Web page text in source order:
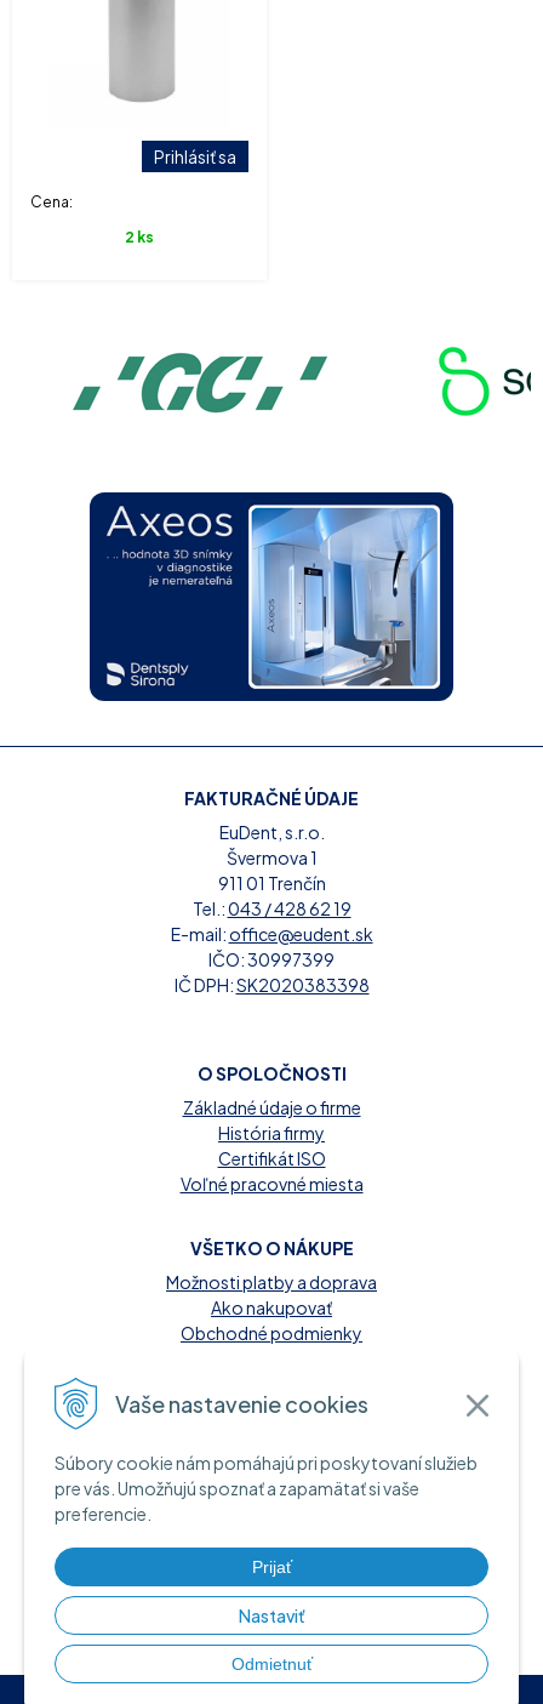
Vaše nastavenie cookies
Súbory cookie nám pomáhajú pri poskytovaní služieb
pre vás. Umožňujú spoznať a zapamätať si vaše
preferencie.
Prijať
Nastaviť
Odmietnuť
Cena:
Prihlásiť sa
2 ks
FAKTURAČNÉ ÚDAJE
EuDent, s.r.o.
Švermova 1
911 01 Trenčín
Tel.:043 / 428 62 19
E-mail:office@eudent.sk
IČO: 30997399
IČ DPH:SK2020383398
O SPOLOČNOSTI
Základné údaje o firme
História firmy
Certifikát ISO
Voľné pracovné miesta
VŠETKO O NÁKUPE
Možnosti platby a doprava
Ako nakupovať
Obchodné podmienky
MOŽNOSTI PLATBY
A INFORMAČNÉ ZDROJE
Platba kartou online